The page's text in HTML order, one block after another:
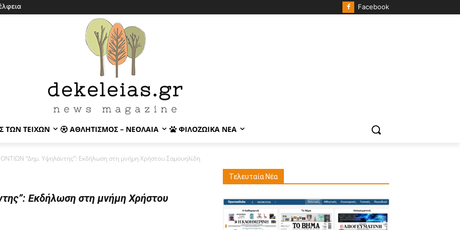
Facebook
ΤΩΝ ΤΕΙΧΏΝ ΑΘΛΗΤΙΣΜΌΣ – ΝΕΟΛΑΊΑ ΦΙΛΟΖΩΙΚΆ ΝΈΑ
“Δημ. Υψηλάντης”: Εκδήλωση στη μνήμη Χρήστου Σαμουηλίδη
Εκδήλωση στη μνήμη Χρήστου
Τελευταία Νέα